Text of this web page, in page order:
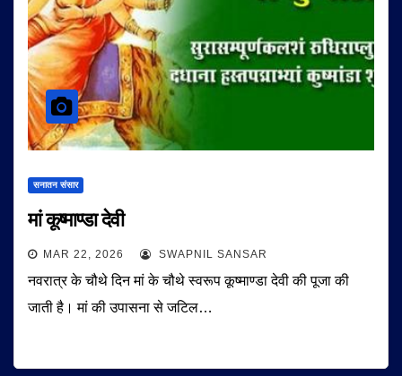
सनातन संसार
मां कूष्माण्डा देवी
MAR 22, 2026 SWAPNIL SANSAR
नवरात्र के चौथे दिन मां के चौथे स्वरूप कूष्माण्डा देवी की पूजा की
जाती है। मां की उपासना से जटिल…